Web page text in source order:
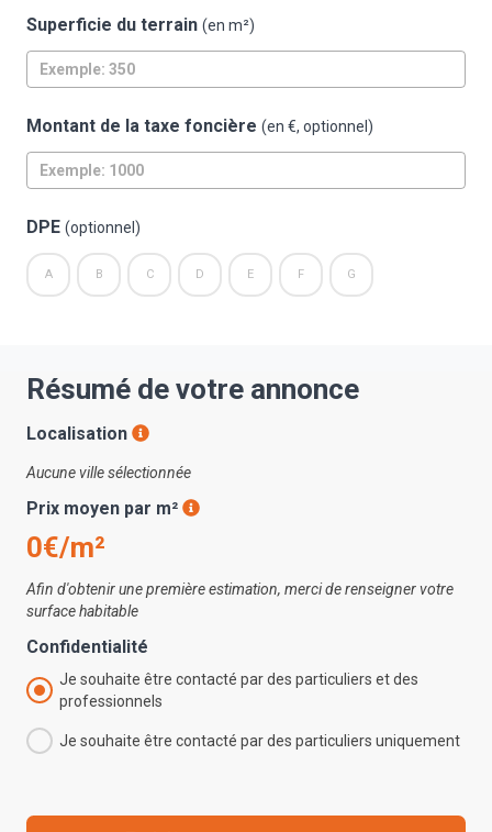
Superficie du terrain (en m²)
Montant de la taxe foncière (en €, optionnel)
DPE (optionnel)
A B C D E F G
Résumé de votre annonce
Localisation
Aucune ville sélectionnée
Prix moyen par m²
0€/m²
Afin d'obtenir une première estimation, merci de renseigner votre
surface habitable
Confidentialité
Je souhaite être contacté par des particuliers et des
professionnels
Je souhaite être contacté par des particuliers uniquement